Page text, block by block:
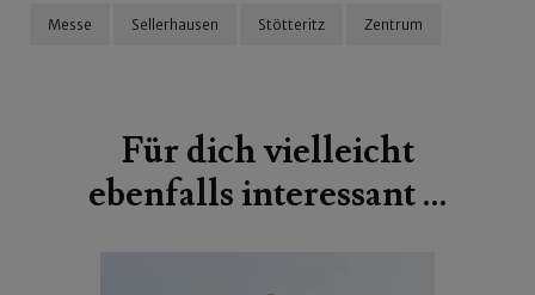
Messe Sellerhausen Stötteritz Zentrum
Für dich vielleicht
ebenfalls interessant …